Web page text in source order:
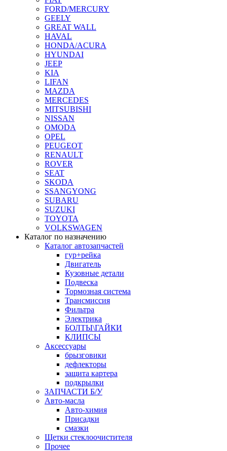
FORD/MERCURY
GEELY
GREAT WALL
HAVAL
HONDA/ACURA
HYUNDAI
JEEP
KIA
LIFAN
MAZDA
MERCEDES
MITSUBISHI
NISSAN
OMODA
OPEL
PEUGEOT
RENAULT
ROVER
SEAT
SKODA
SSANGYONG
SUBARU
SUZUKI
TOYOTA
VOLKSWAGEN
Каталог по назначению
Каталог автозапчастей
гур+рейка
Двигатель
Кузовные детали
Подвеска
Тормозная система
Трансмиссия
Фильтра
Электрика
БОЛТЫ\ГАЙКИ
КЛИПСЫ
Аксессуары
брызговики
дефлекторы
защита картера
подкрылки
ЗАПЧАСТИ Б/У
Авто-масла
Авто-химия
Присадки
смазки
Щетки стеклоочистителя
Прочее